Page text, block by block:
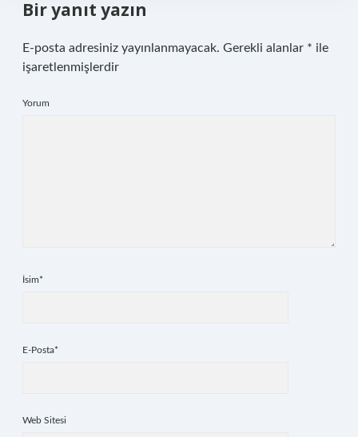
Bir yanıt yazın
E-posta adresiniz yayınlanmayacak. Gerekli alanlar * ile
işaretlenmişlerdir
Yorum
İsim*
E-Posta*
Web Sitesi